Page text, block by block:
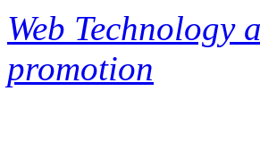
Web
promotion